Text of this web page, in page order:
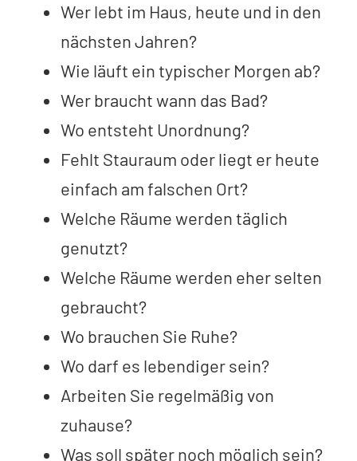
Wer lebt im Haus, heute und in den
nächsten Jahren?
Wie läuft ein typischer Morgen ab?
Wer braucht wann das Bad?
Wo entsteht Unordnung?
Fehlt Stauraum oder liegt er heute
einfach am falschen Ort?
Welche Räume werden täglich
genutzt?
Welche Räume werden eher selten
gebraucht?
Wo brauchen Sie Ruhe?
Wo darf es lebendiger sein?
Arbeiten Sie regelmäßig von
zuhause?
Was soll später noch möglich sein?